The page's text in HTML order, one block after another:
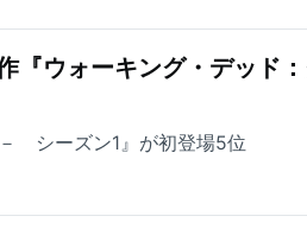
『ウォーキング・デッド：
シーズン1』が初登場5位